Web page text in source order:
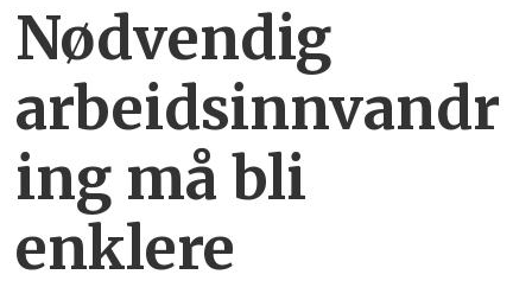
Nødvendig
arbeidsinnvandr
ing må bli
enklere